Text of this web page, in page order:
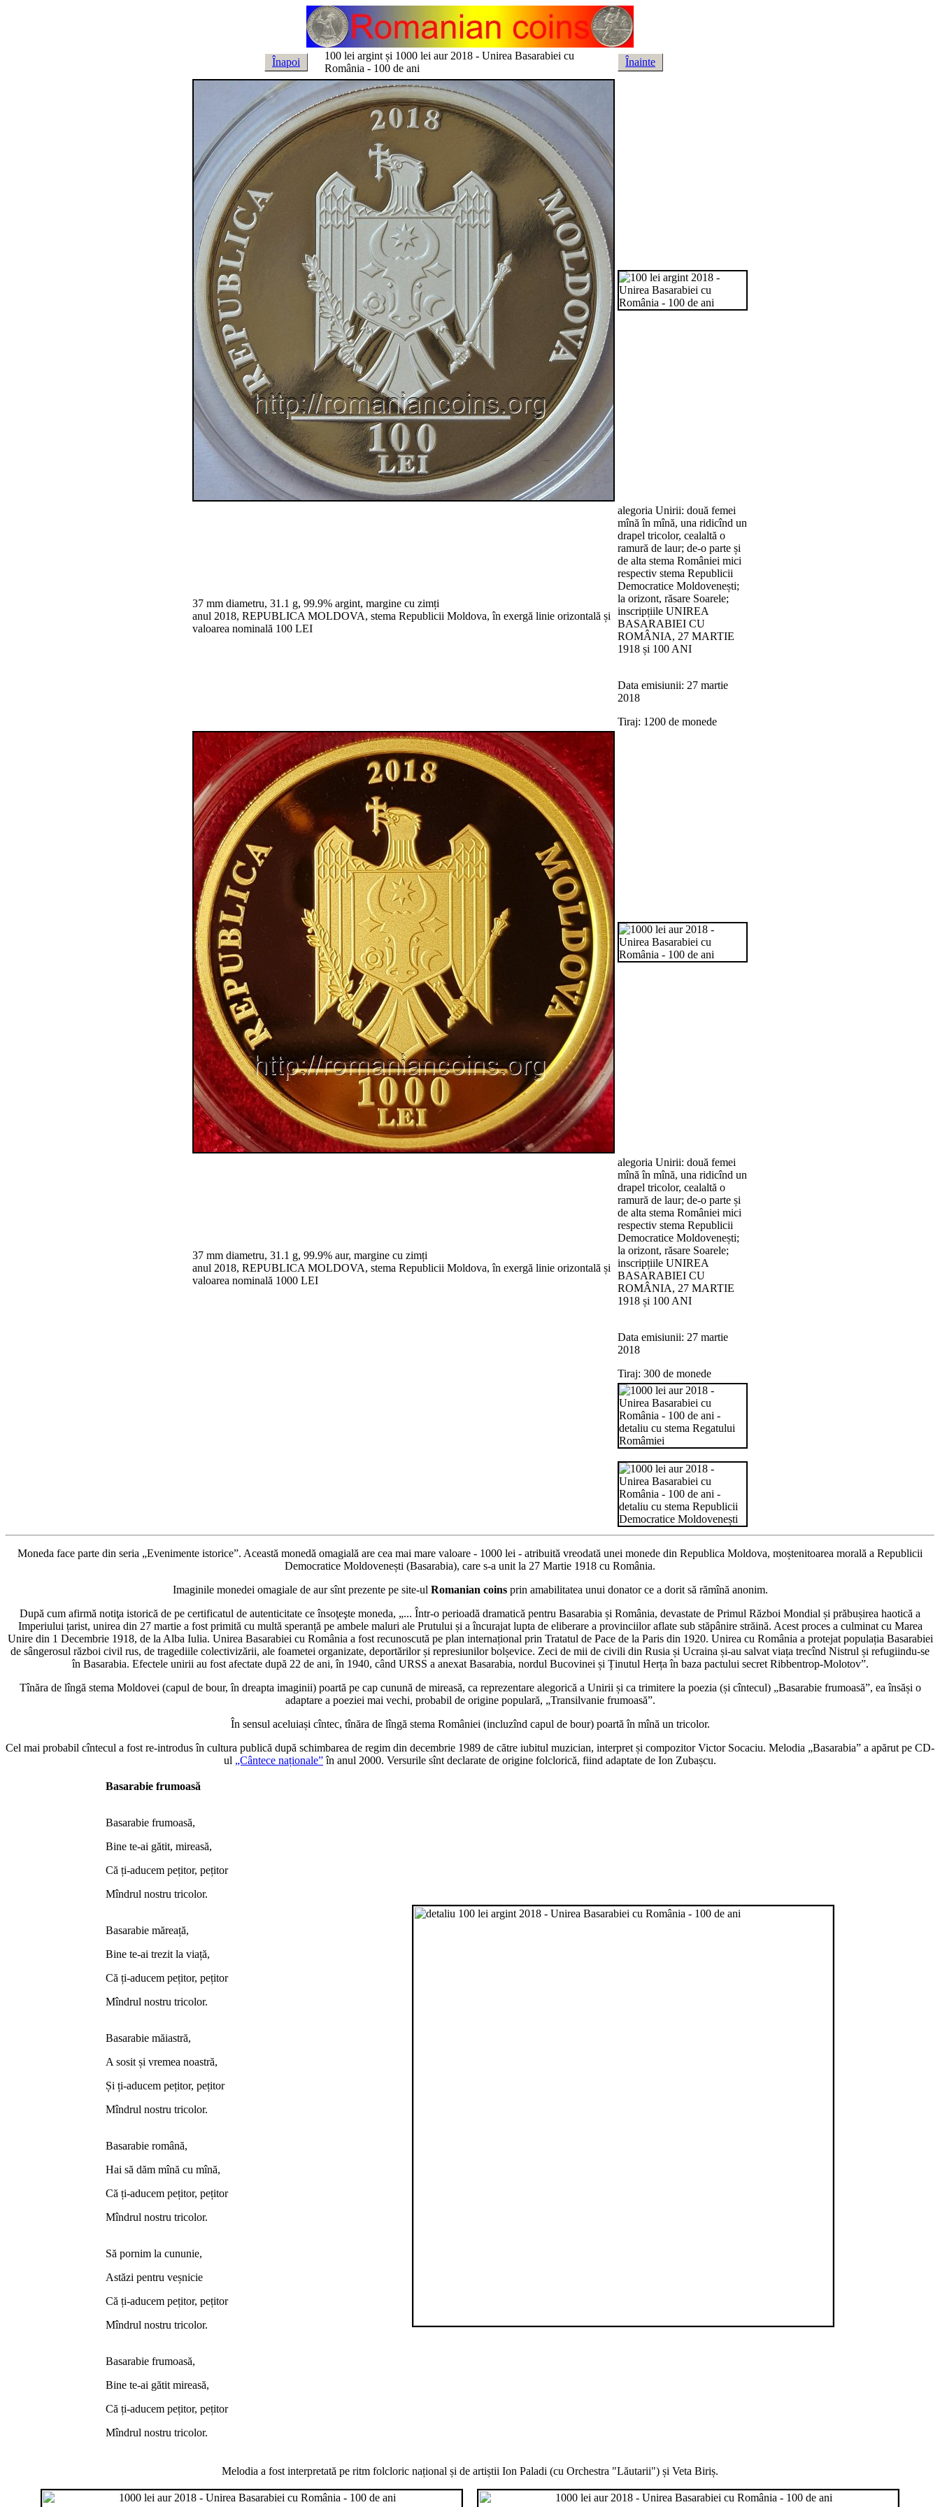
Înapoi
100 lei argint și 1000 lei aur 2018 - Unirea Basarabiei cu
România - 100 de ani
Înainte
37 mm diametru, 31.1 g, 99.9% argint, margine cu zimți
anul 2018, REPUBLICA MOLDOVA, stema Republicii Moldova, în exergă linie orizontală și
valoarea nominală 100 LEI
alegoria Unirii: două femei
mînă în mînă, una ridicînd un
drapel tricolor, cealaltă o
ramură de laur; de-o parte și
de alta stema României mici
respectiv stema Republicii
Democratice Moldovenești;
la orizont, răsare Soarele;
inscripțiile UNIREA
BASARABIEI CU
ROMÂNIA, 27 MARTIE
1918 și 100 ANI
Data emisiunii: 27 martie
2018
Tiraj: 1200 de monede
37 mm diametru, 31.1 g, 99.9% aur, margine cu zimți
anul 2018, REPUBLICA MOLDOVA, stema Republicii Moldova, în exergă linie orizontală și
valoarea nominală 1000 LEI
alegoria Unirii: două femei
mînă în mînă, una ridicînd un
drapel tricolor, cealaltă o
ramură de laur; de-o parte și
de alta stema României mici
respectiv stema Republicii
Democratice Moldovenești;
la orizont, răsare Soarele;
inscripțiile UNIREA
BASARABIEI CU
ROMÂNIA, 27 MARTIE
1918 și 100 ANI
Data emisiunii: 27 martie
2018
Tiraj: 300 de monede
Moneda face parte din seria „Evenimente istorice”. Această monedă omagială are cea mai mare valoare - 1000 lei - atribuită vreodată unei monede din Republica Moldova, moștenitoarea morală a Republicii
Democratice Moldovenești (Basarabia), care s-a unit la 27 Martie 1918 cu România.
Imaginile monedei omagiale de aur sînt prezente pe site-ul Romanian coinsprin amabilitatea unui donator ce a dorit să rămînă anonim.
După cum afirmă notiţa istorică de pe certificatul de autenticitate ce însoţeşte moneda, „... Într-o perioadă dramatică pentru Basarabia și România, devastate de Primul Război Mondial și prăbușirea haotică a
Imperiului țarist, unirea din 27 martie a fost primită cu multă speranță pe ambele maluri ale Prutului și a încurajat lupta de eliberare a provinciilor aflate sub stăpânire străină. Acest proces a culminat cu Marea
Unire din 1 Decembrie 1918, de la Alba Iulia. Unirea Basarabiei cu România a fost recunoscută pe plan internațional prin Tratatul de Pace de la Paris din 1920. Unirea cu România a protejat populația Basarabiei
de sângerosul război civil rus, de tragediile colectivizării, ale foametei organizate, deportărilor și represiunilor bolșevice. Zeci de mii de civili din Rusia și Ucraina și-au salvat viața trecînd Nistrul și refugiindu-se
în Basarabia. Efectele unirii au fost afectate după 22 de ani, în 1940, când URSS a anexat Basarabia, nordul Bucovinei și Ținutul Herța în baza pactului secret Ribbentrop-Molotov”.
Tînăra de lîngă stema Moldovei (capul de bour, în dreapta imaginii) poartă pe cap cunună de mireasă, ca reprezentare alegorică a Unirii și ca trimitere la poezia (și cîntecul) „Basarabie frumoasă”, ea însăși o
adaptare a poeziei mai vechi, probabil de origine populară, „Transilvanie frumoasă”.
În sensul aceluiași cîntec, tînăra de lîngă stema României (incluzînd capul de bour) poartă în mînă un tricolor.
Cel mai probabil cîntecul a fost re-introdus în cultura publică după schimbarea de regim din decembrie 1989 de către iubitul muzician, interpret și compozitor Victor Socaciu. Melodia „Basarabia” a apărut pe CD-
ul „Cântece naționale”în anul 2000. Versurile sînt declarate de origine folclorică, fiind adaptate de Ion Zubașcu.
Basarabie frumoasă
Basarabie frumoasă,
Bine te-ai gătit, mireasă,
Că ți-aducem pețitor, pețitor
Mîndrul nostru tricolor.
Basarabie măreață,
Bine te-ai trezit la viață,
Că ți-aducem pețitor, pețitor
Mîndrul nostru tricolor.
Basarabie măiastră,
A sosit și vremea noastră,
Și ți-aducem pețitor, pețitor
Mîndrul nostru tricolor.
Basarabie română,
Hai să dăm mînă cu mînă,
Că ți-aducem pețitor, pețitor
Mîndrul nostru tricolor.
Să pornim la cununie,
Astăzi pentru veșnicie
Că ți-aducem pețitor, pețitor
Mîndrul nostru tricolor.
Basarabie frumoasă,
Bine te-ai gătit mireasă,
Că ți-aducem pețitor, pețitor
Mîndrul nostru tricolor.
Melodia a fost interpretată pe ritm folcloric național și de artiștii Ion Paladi (cu Orchestra "Lăutarii") și Veta Biriș.